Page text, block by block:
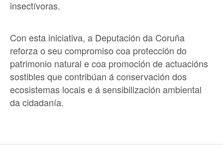
insectívoras.
Con esta iniciativa, a Deputación da Coruña
reforza o seu compromiso coa protección do
patrimonio natural e coa promoción de actuacións
sostibles que contribúan á conservación dos
ecosistemas locais e á sensibilización ambiental
da cidadanía.